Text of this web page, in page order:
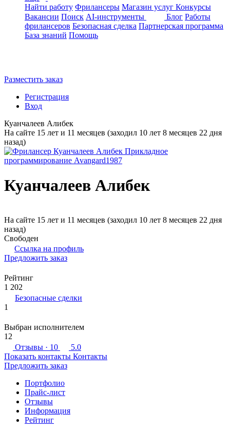
Найти работу Фрилансеры Магазин услуг Конкурсы
Вакансии Поиск AI-инструменты Блог Работы
фрилансеров Безопасная сделка Партнерская программа
База знаний Помощь
Разместить заказ
Регистрация
Вход
Куанчалеев Алибек
На сайте 15 лет и 11 месяцев (заходил 10 лет 8 месяцев 22 дня
назад)
Куанчалеев Алибек
На сайте 15 лет и 11 месяцев (заходил 10 лет 8 месяцев 22 дня
назад)
Свободен
Ссылка на профиль
Предложить заказ
Рейтинг
1 202
Безопасные сделки
1
Выбран исполнителем
12
Отзывы · 10
5.0
Показать контакты Контакты
Предложить заказ
Портфолио
Прайс-лист
Отзывы
Информация
Рейтинг